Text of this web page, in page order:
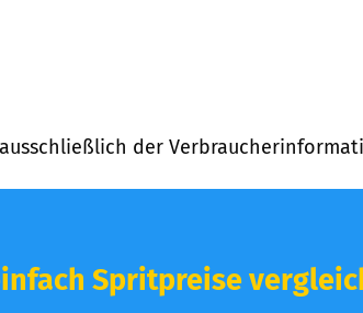
der
Spritpreise